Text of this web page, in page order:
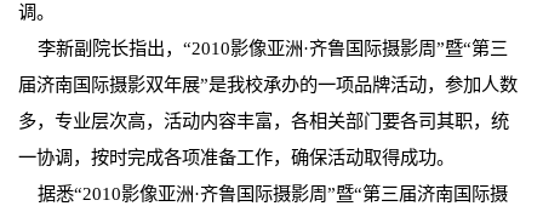
调。
李新副院长指出，“2010影像亚洲·齐鲁国际摄影周”暨“第三
届济南国际摄影双年展”是我校承办的一项品牌活动，参加人数
多，专业层次高，活动内容丰富，各相关部门要各司其职，统
一协调，按时完成各项准备工作，确保活动取得成功。
据悉“2010影像亚洲·齐鲁国际摄影周”暨“第三届济南国际摄